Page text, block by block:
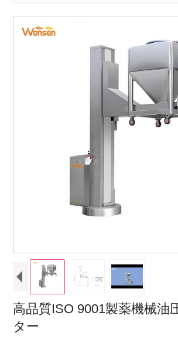
高品質ISO 9001製薬機械油
ター